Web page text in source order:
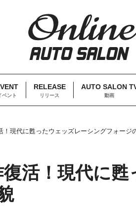
ベント
RELEASE
リリース
AUTO SALON
動画
！現代に甦ったウェッズレーシングフォージ
活！現代に甦